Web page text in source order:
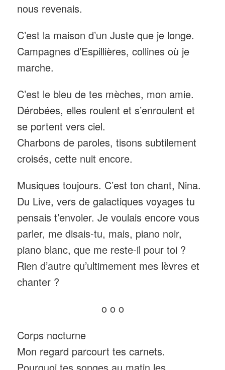
nous revenais.
C’est la maison d’un Juste que je longe.
Campagnes d’Espillières, collines où je
marche.
C’est le bleu de tes mèches, mon amie.
Dérobées, elles roulent et s’enroulent et
se portent vers ciel.
Charbons de paroles, tisons subtilement
croisés, cette nuit encore.
Musiques toujours. C’est ton chant, Nina.
Du Live, vers de galactiques voyages tu
pensais t’envoler. Je voulais encore vous
parler, me disais-tu, mais, piano noir,
piano blanc, que me reste-il pour toi ?
Rien d’autre qu’ultimement mes lèvres et
chanter ?
o o o
Corps nocturne
Mon regard parcourt tes carnets.